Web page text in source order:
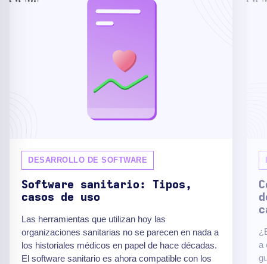
DESARROLLO DE SOFTWARE
Software sanitario: Tipos,
casos de uso
Las herramientas que utilizan hoy las
organizaciones sanitarias no se parecen en nada a
los historiales médicos en papel de hace décadas.
El software sanitario es ahora compatible con los
a